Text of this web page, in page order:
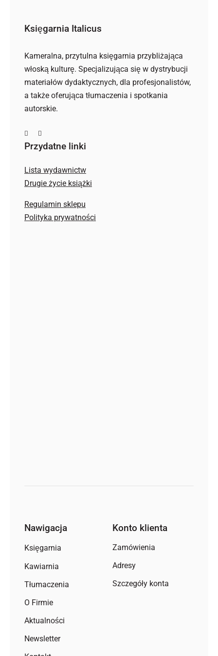
Księgarnia Italicus
Kameralna, przytulna księgarnia przybliżająca
włoską kulturę. Specjalizująca się w dystrybucji
materiałów dydaktycznych, dla profesjonalistów,
a także oferująca tłumaczenia i spotkania
autorskie.
Przydatne linki
Lista wydawnictw
Drugie życie książki
Regulamin sklepu
Polityka prywatności
Nawigacja
Księgarnia
Kawiarnia
Tłumaczenia
O Firmie
Aktualności
Newsletter
Konto klienta
Zamówienia
Adresy
Szczegóły konta